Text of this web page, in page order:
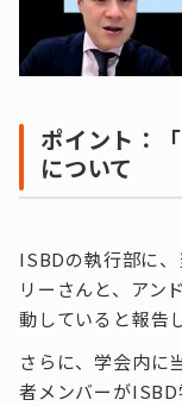
ポイント：
について
ISBDの執行部に
リーさんと、アン
動していると報告
さらに、学会内に
者メンバーが